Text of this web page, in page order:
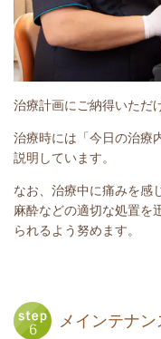
治療計画にご納得いただ
治療時には「今日の治療
説明しています。
なお、治療中に痛みを感
麻酔などの適切な処置を
られるよう努めます。
メインテナ